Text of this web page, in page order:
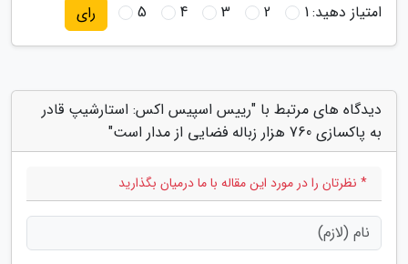
امتیاز دهید:1
2
3
4
5 رای
دیدگاه های مرتبط با "رییس اسپیس اکس: استارشیپ قادر
به پاکسازی 760 هزار زباله فضایی از مدار است"
* نظرتان را در مورد این مقاله با ما درمیان بگذارید